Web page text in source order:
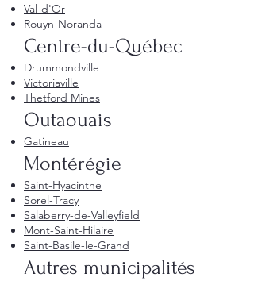
Val-d'Or
Rouyn-Noranda
Centre-du-Québec
Drummondville
Victoriaville
Thetford Mines
Outaouais
Gatineau
Montérégie
Saint-Hyacinthe
Sorel-Tracy
Salaberry-de-Valleyfield
Mont-Saint-Hilaire
Saint-Basile-le-Grand
Autres municipalités